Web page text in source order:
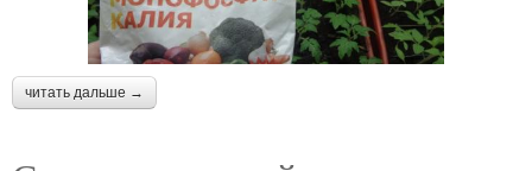
читать дальше →